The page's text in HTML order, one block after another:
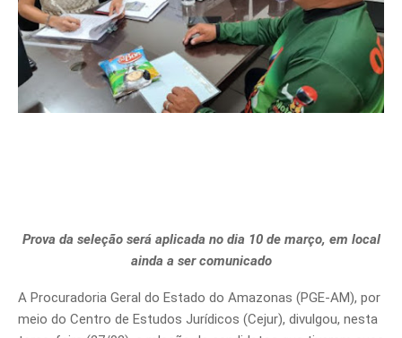
Prova da seleção será aplicada no dia 10 de março, em local
ainda a ser comunicado
A Procuradoria Geral do Estado do Amazonas (PGE-AM), por
meio do Centro de Estudos Jurídicos (Cejur), divulgou, nesta